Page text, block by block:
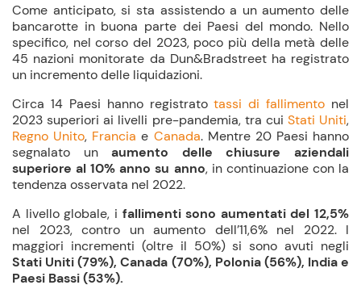
Come anticipato, si sta assistendo a un aumento delle
bancarotte in buona parte dei Paesi del mondo. Nello
specifico, nel corso del 2023, poco più della metà delle
45 nazioni monitorate da Dun&Bradstreet ha registrato
un incremento delle liquidazioni.
Circa 14 Paesi hanno registratotassi di fallimento nel
2023 superiori ai livelli pre-pandemia, tra cui Stati Uniti,
Regno Unito, Francia e Canada. Mentre 20 Paesi hanno
segnalato unaumento delle chiusure aziendali
superiore al 10% anno su anno, in continuazione con la
tendenza osservata nel 2022.
A livello globale, i fallimenti sono aumentati del 12,5%
nel 2023, contro un aumento dell’11,6% nel 2022. I
maggiori incrementi (oltre il 50%) si sono avuti negli
Stati Uniti (79%), Canada (70%), Polonia (56%), India e
Paesi Bassi (53%).